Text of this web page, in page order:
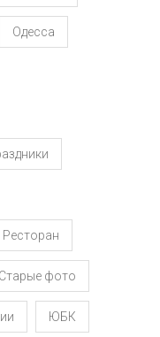
Одесса
Ресторан
Старые фото
ЮБК